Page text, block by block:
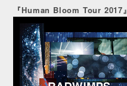
『Human Bloom Tour 2017』